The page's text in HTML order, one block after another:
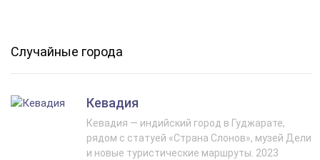
Случайные города
Кевадия
Кевадия — индийский город в Гуджарате,
рядом с статуей «Страна Слонов», музей Дели
и новые туристические маршруты. 2023